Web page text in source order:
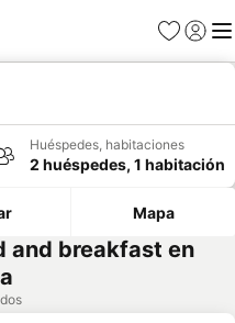
Favoritos
Iniciar
Huéspedes, habitaciones
2 huéspedes, 1 habitación
Mapa
and breakfast en